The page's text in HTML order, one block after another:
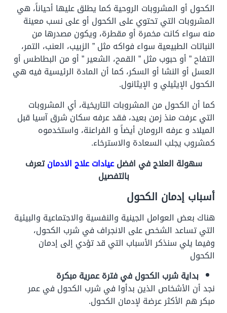
الكحول أو المشروبات الروحية كما يطلق عليها أحياناً، هي
المشروبات التي تحتوي على الكحول أو على نسب معينة
منه سواء كانت مخمرة أو مقطرة، ويكون مصدرها من
النباتات الطبيعية سواء فواكه مثل ” الزبيب، العنب، التمر،
التفاح ” أو حبوب مثل ” القمح، الشعير ” أو من البطاطس أو
العسل أو النشا أو السكر، كما أن المادة الرئيسية فيه هي
الكحول الإيثيلي و الإيثانول.
كما أن الكحول من المشروبات التاريخية، أي المشروبات
التي عرفت منذ زمن بعيد، فقد عرفه سكان شرق آسيا قبل
الميلاد و عرفه الرومان أيضاً و الفراعنة، واستخدموه
كمشروب يجلب السعادة والاسترخاء.
سهولة العلاج في افضلعيادات علاج الادمانتعرف
بالتفصيل
أسباب إدمان الكحول
هناك بعض العوامل الجينية والنفسية والاجتماعية والبيئية
التي تساعد الشخص على الانجراف في شرب الكحول،
وفيما يلي سنذكر الأسباب التي قد تؤدي إلى إدمان
الكحول
بداية شرب الكحول في فترة عمرية مبكرة
نجد أن الأشخاص الذين بدأوا في شرب الكحول في عمر
مبكر هم الأكثر عرضة لإدمان الكحول.